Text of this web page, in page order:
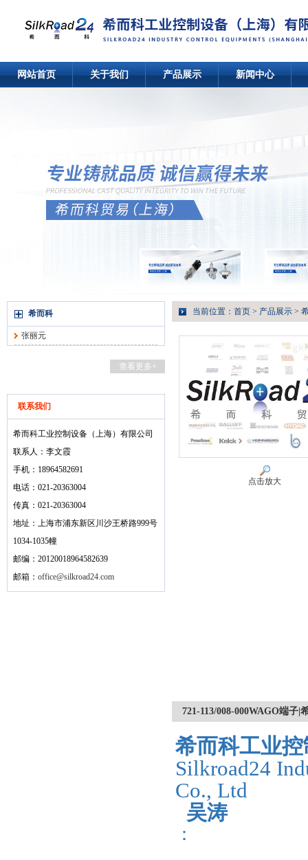
网站首页 关于我们 产品展示 新闻中心
希而科
张丽元
查看更多+
联系我们
希而科工业控制设备（上海）有限公司
联系人：李文霞
手机：18964582691
电话：021-20363004
传真：021-20363004
地址：上海市浦东新区川沙王桥路999号
1034-1035幢
邮编：20120018964582639
邮箱： office@silkroad24.com
当前位置： 首页 > 产品展示 >
点击放大
721-113/008-000WAGO端子
希而科工业
Silkroad24
Co., Ltd
吴涛
：